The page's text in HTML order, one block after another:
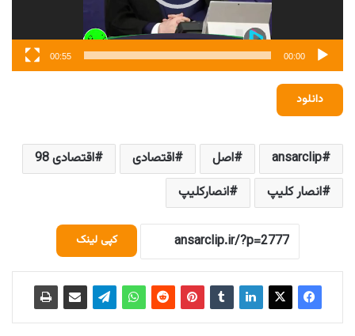
00:00
00:55
دانلود
ansarclip اصل اقتصادی
اقتصادی 98
انصار کلیپ
انصارکلیپ
کپی لینک